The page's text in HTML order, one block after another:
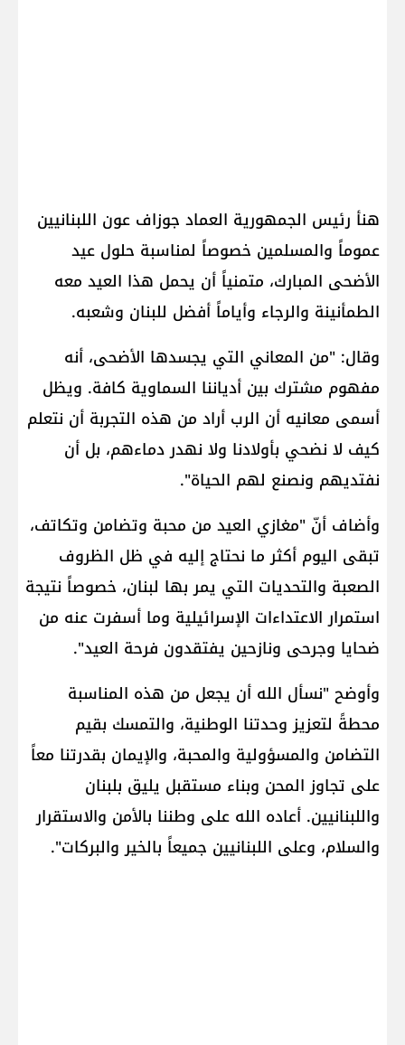
هنأ رئيس الجمهورية العماد جوزاف عون اللبنانيين
عموماً والمسلمين خصوصاً لمناسبة حلول عيد
الأضحى المبارك، متمنياً أن يحمل هذا العيد معه
الطمأنينة والرجاء وأياماً أفضل للبنان وشعبه.
وقال: "من المعاني التي يجسدها الأضحى، أنه
مفهوم مشترك بين أدياننا السماوية كافة. ويظل
أسمى معانيه أن الرب أراد من هذه التجربة أن نتعلم
كيف لا نضحي بأولادنا ولا نهدر دماءهم، بل أن
نفتديهم ونصنع لهم الحياة".
وأضاف أنّ "مغازي العيد من محبة وتضامن وتكاتف،
تبقى اليوم أكثر ما نحتاج إليه في ظل الظروف
الصعبة والتحديات التي يمر بها لبنان، خصوصاً نتيجة
استمرار الاعتداءات الإسرائيلية وما أسفرت عنه من
ضحايا وجرحى ونازحين يفتقدون فرحة العيد".
وأوضح "نسأل الله أن يجعل من هذه المناسبة
محطةً لتعزيز وحدتنا الوطنية، والتمسك بقيم
التضامن والمسؤولية والمحبة، والإيمان بقدرتنا معاً
على تجاوز المحن وبناء مستقبل يليق بلبنان
واللبنانيين. أعاده الله على وطننا بالأمن والاستقرار
والسلام، وعلى اللبنانيين جميعاً بالخير والبركات".